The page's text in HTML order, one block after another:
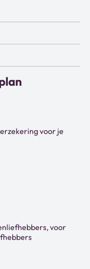
voor je
voor